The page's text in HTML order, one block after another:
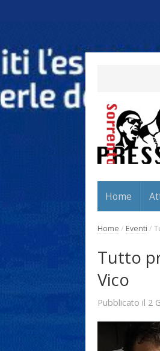
Home
Home / Eventi /
Tutto
Vico
Pubblicato il 2